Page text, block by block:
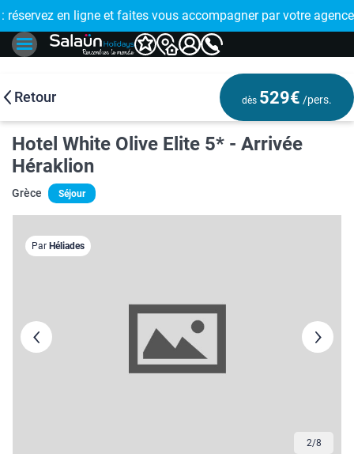
!
: réservez en ligne et faites vous accompagner par votre
🤩
Retour dès 529€ /pers.
Hotel White Olive Elite 5* - Arrivée
Héraklion
Grèce Séjour
2/8
Par Héliades